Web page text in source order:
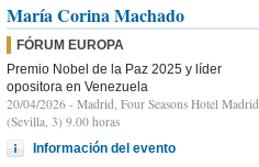
María Corina Machado
FÓRUM EUROPA
Premio Nobel de la Paz 2025 y líder
opositora en Venezuela
20/04/2026 - Madrid, Four Seasons Hotel Madrid
(Sevilla, 3) 9.00 horas
Información del evento